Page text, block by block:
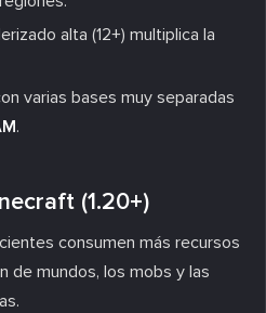
alta (12+) multiplica la
varias bases muy separadas
.
(1.20+)
consumen más recursos
de mundos, los mobs y las